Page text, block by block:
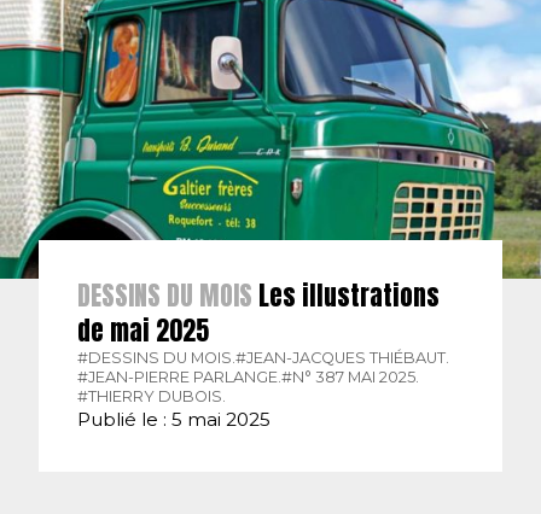
DESSINS DU MOIS Les illustrations
de mai 2025
#DESSINS DU MOIS. #JEAN-JACQUES THIÉBAUT.
#JEAN-PIERRE PARLANGE. #N° 387 MAI 2025.
#THIERRY DUBOIS.
Publié le : 5 mai 2025